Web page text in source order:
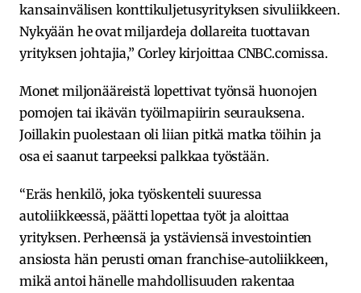
kansainvälisen konttikuljetusyrityksen sivuliikkeen.
Nykyään he ovat miljardeja dollareita tuottavan
yrityksen johtajia,” Corley kirjoittaa CNBC.comissa.
Monet miljonääreistä lopettivat työnsä huonojen
pomojen tai ikävän työilmapiirin seurauksena.
Joillakin puolestaan oli liian pitkä matka töihin ja
osa ei saanut tarpeeksi palkkaa työstään.
“Eräs henkilö, joka työskenteli suuressa
autoliikkeessä, päätti lopettaa työt ja aloittaa
yrityksen. Perheensä ja ystäviensä investointien
ansiosta hän perusti oman franchise-autoliikkeen,
mikä antoi hänelle mahdollisuuden rakentaa